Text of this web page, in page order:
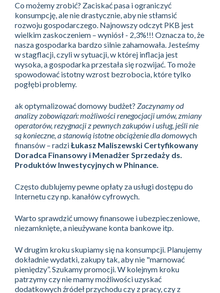
Co możemy zrobić? Zaciskać pasa i ograniczyć
konsumpcję, ale nie drastycznie, aby nie stłamsić
rozwoju gospodarczego. Najnowszy odczyt PKB jest
wielkim zaskoczeniem – wyniósł - 2,3%!!! Oznacza to, że
nasza gospodarka bardzo silnie zahamowała. Jesteśmy
w stagflacji, czyli w sytuacji, w której inflacja jest
wysoka, a gospodarka przestała się rozwijać. To może
spowodować istotny wzrost bezrobocia, które tylko
pogłębi problemy.
ak optymalizować domowy budżet? Zaczynamy od
analizy zobowiązań: możliwości renegocjacji umów, zmiany
operatorów, rezygnacji z pewnych zakupów i usług, jeśli nie
są konieczne, a stanowią istotne obciążenie dla domowych
finansów – radziŁukasz Maliszewski Certyfikowany
Doradca Finansowy i Menadżer Sprzedaży ds.
Produktów Inwestycyjnych w Phinance.
Często dublujemy pewne opłaty za usługi dostępu do
Internetu czy np. kanałów cyfrowych.
Warto sprawdzić umowy finansowe i ubezpieczeniowe,
niezamknięte, a nieużywane konta bankowe itp.
W drugim kroku skupiamy się na konsumpcji. Planujemy
dokładnie wydatki, zakupy tak, aby nie "marnować
pieniędzy”. Szukamy promocji. W kolejnym kroku
patrzymy czy nie mamy możliwości uzyskać
dodatkowych źródeł przychodu czy z pracy, czy z